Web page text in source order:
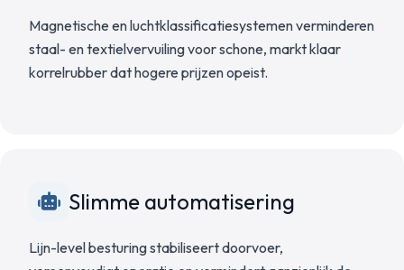
Magnetische en luchtklassificatiesystemen verminderen
staal- en textielvervuiling voor schone, markt klaar
korrelrubber dat hogere prijzen opeist.
Slimme automatisering
Lijn-level besturing stabiliseert doorvoer,